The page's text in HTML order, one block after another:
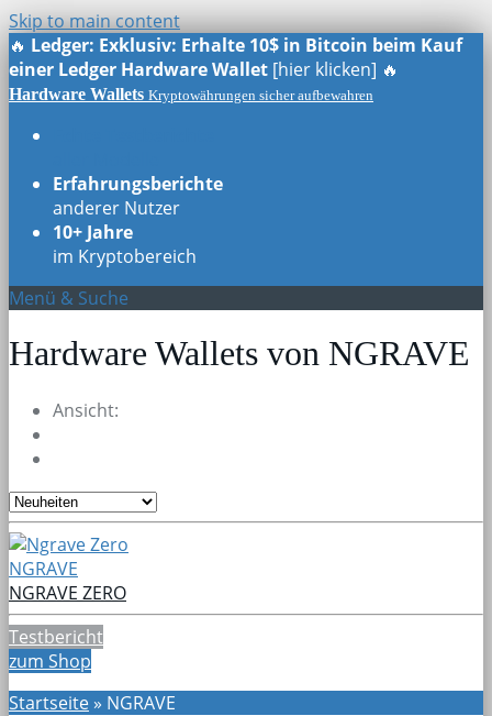
Skip to main content
🔥 Ledger: Exklusiv: Erhalte 10$ in Bitcoin beim Kauf
einer Ledger Hardware Wallet [hier klicken] 🔥
Hardware Wallets Kryptowährungen sicher aufbewahren
Erfahrungsberichte
anderer Nutzer
10+ Jahre
im Kryptobereich
Menü & Suche
Hardware Wallets von NGRAVE
Ansicht:
NGRAVE
NGRAVE ZERO
Testbericht
zum Shop
Startseite» NGRAVE